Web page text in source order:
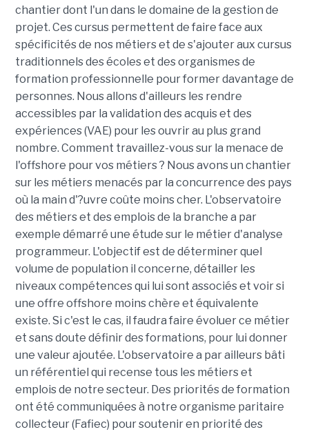
chantier dont l'un dans le domaine de la gestion de
projet. Ces cursus permettent de faire face aux
spécificités de nos métiers et de s'ajouter aux cursus
traditionnels des écoles et des organismes de
formation professionnelle pour former davantage de
personnes. Nous allons d'ailleurs les rendre
accessibles par la validation des acquis et des
expériences (VAE) pour les ouvrir au plus grand
nombre. Comment travaillez-vous sur la menace de
l'offshore pour vos métiers ? Nous avons un chantier
sur les métiers menacés par la concurrence des pays
où la main d'?uvre coûte moins cher. L'observatoire
des métiers et des emplois de la branche a par
exemple démarré une étude sur le métier d'analyse
programmeur. L'objectif est de déterminer quel
volume de population il concerne, détailler les
niveaux compétences qui lui sont associés et voir si
une offre offshore moins chère et équivalente
existe. Si c'est le cas, il faudra faire évoluer ce métier
et sans doute définir des formations, pour lui donner
une valeur ajoutée. L'observatoire a par ailleurs bâti
un référentiel qui recense tous les métiers et
emplois de notre secteur. Des priorités de formation
ont été communiquées à notre organisme paritaire
collecteur (Fafiec) pour soutenir en priorité des